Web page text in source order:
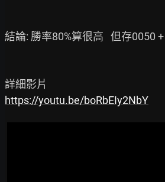
結論: 勝率80%算很高   但存0050
https://youtu.be/boRbEIy2NbY